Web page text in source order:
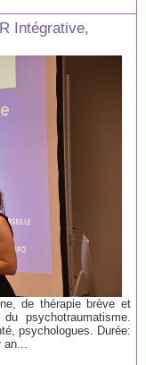
Intégrative,
de thérapie brève et
psychotraumatisme.
psychologues. Durée: